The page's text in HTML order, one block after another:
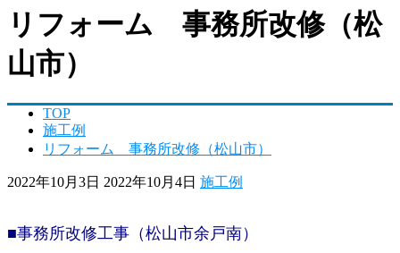
リフォーム 事務所改修（松
山市）
TOP
施工例
リフォーム 事務所改修（松山市）
2022年10月3日 2022年10月4日 施工例
■事務所改修工事（松山市余戸南）